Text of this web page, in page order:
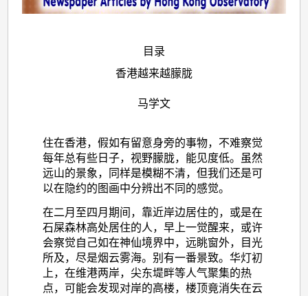
目录
香港越来越朦胧
马学文
住在香港，假如有留意身旁的事物，不难察觉
每年总有些日子，视野朦胧，能见度低。虽然
远山的景象，同样是模糊不清，但我们还是可
以在隐约的图画中分辨出不同的感觉。
在二月至四月期间，靠近岸边居住的，或是在
石屎森林高处居住的人，早上一觉醒来，或许
会察觉自己如在神仙境界中，远眺窗外，目光
所及，尽是烟云雾海。别有一番景致。华灯初
上，在维港两岸，尖东堤畔等人气聚集的热
点，可能会发现对岸的高楼，楼顶竟消失在云